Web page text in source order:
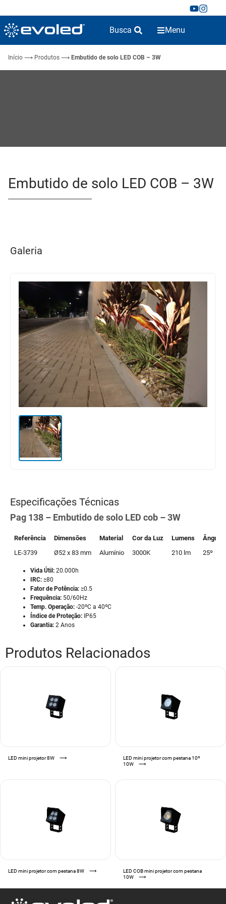
Menu
Busca
Início ⟶ Produtos ⟶ Embutido de solo LED COB – 3W
Embutido de solo LED COB – 3W
Galeria
Especificações Técnicas
Pag 138 – Embutido de solo LED cob – 3W
Referência Dimensões Material Cor da Luz Lumens
Ângulo
LE-3739
Ø52 x 83 mm Alumínio 3000K 210 lm 25º
Vida Útil: 20.000h
IRC: ≥80
Fator de Potência: ≥0.5
Frequência: 50/60Hz
Temp. Operação: -20ºC a 40ºC
Índice de Proteção: IP65
Garantia: 2 Anos
Produtos Relacionados
LED mini projetor 8W ⟶
LED mini projetor com pestana 10º
10W
⟶
LED mini projetor com pestana 8W ⟶
LED COB mini projetor com pestana
10W
⟶